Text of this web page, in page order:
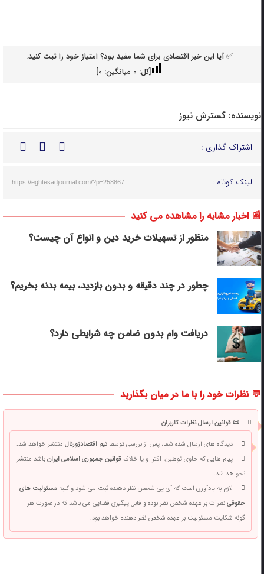
✅ آیا این خبر اقتصادی برای شما مفید بود؟ امتیاز خود را ثبت کنید.
[کل: 0میانگین: 0
]
نویسنده: گسترش نیوز
اشتراک گذاری :
لینک کوتاه : https://eghtesadjournal.com/?p=258867
📰 اخبار مشابه را مشاهده می کنید
منظور از تسهیلات خرید دین و انواع آن چیست؟
چطور در چند دقیقه و بدون بازدید، بیمه بدنه بخریم؟
دریافت وام بدون ضامن چه شرایطی دارد؟
💬 نظرات خود را با ما در میان بگذارید
📜 قوانین ارسال نظرات کاربران
دیدگاه های ارسال شده شما، پس از بررسی توسطتیم اقتصادژورنالمنتشر خواهد شد.
پیام هایی که حاوی توهین، افترا و یا خلافقوانین جمهوری اسلامی ایرانباشد منتشر
نخواهد شد.
لازم به یادآوری است که آی پی شخص نظر دهنده ثبت می شود و کلیهمسئولیت های
حقوقینظرات بر عهده شخص نظر بوده و قابل پیگیری قضایی می باشد که در صورت هر
گونه شکایت مسئولیت بر عهده شخص نظر دهنده خواهد بود.